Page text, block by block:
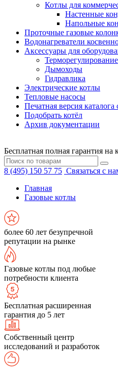
Котлы для
Настенные
Напольные
Проточные газовые
Водонагреватели
Аксессуары для
Терморегулирование
Дымоходы
Гидравлика
Электрические котлы
Тепловые насосы
Печатная версия каталога
Подобрать котёл
Архив документации
Бесплатная полная гарантия на
8 (495) 150 57 75 Связаться с
Главная
Газовые котлы
более 60 лет безупречной
репутации на рынке
Газовые котлы под любые
потребности клиента
Бесплатная расширенная
гарантия до 5 лет
Собственный центр
исследований и разработок